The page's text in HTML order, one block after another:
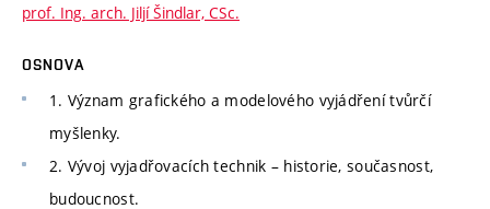
prof. Ing. arch. Jiljí Šindlar, CSc.
OSNOVA
1. Význam grafického a modelového vyjádření tvůrčí
myšlenky.
2. Vývoj vyjadřovacích technik – historie, současnost,
budoucnost.